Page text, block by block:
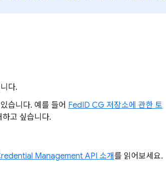
다.
습니다. 예를 들어 FedID CG 저장소에 관한 토
고 싶습니다.
Management API 소개를 읽어보세요.